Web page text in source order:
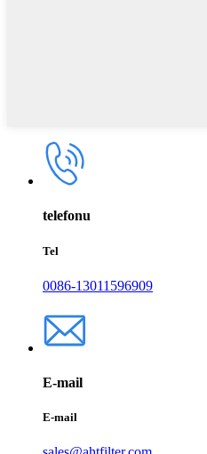
telefonu
Tel
0086-13011596909
E-mail
E-mail